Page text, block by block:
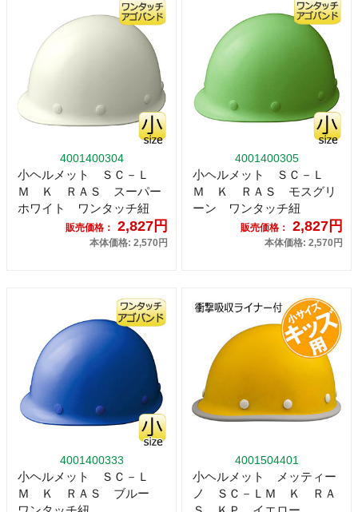
4001400304
小ヘルメット ＳＣ－Ｌ
Ｍ Ｋ ＲＡＳ スーパー
ホワイト ワンタッチ紐
販売価格： 2,827円
本体価格: 2,570円
4001400305
小ヘルメット ＳＣ－Ｌ
Ｍ Ｋ ＲＡＳ モスグリ
ーン ワンタッチ紐
販売価格： 2,827円
本体価格: 2,570円
4001400333
小ヘルメット ＳＣ－Ｌ
Ｍ Ｋ ＲＡＳ ブルー
4001504401
小ヘルメット メッティー
ノ ＳＣ－ＬＭ Ｋ ＲＡ